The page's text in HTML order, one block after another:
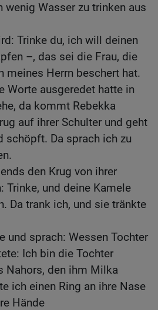
wenig Wasser zu trinken aus
Trinke du, ich will deinen
–, das sei die Frau, die
meines Herrn beschert hat.
Worte ausgeredet hatte in
da kommt Rebekka
auf ihrer Schulter und geht
schöpft. Da sprach ich zu
den Krug von ihrer
Trinke, und deine Kamele
Da trank ich, und sie tränkte
und sprach: Wessen Tochter
Ich bin die Tochter
Nahors, den ihm Milka
ich einen Ring an ihre Nase
Hände